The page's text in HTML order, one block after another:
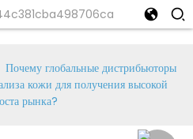
Почему глобальные дистрибьюторы
кожи для получения высокой
рынка?